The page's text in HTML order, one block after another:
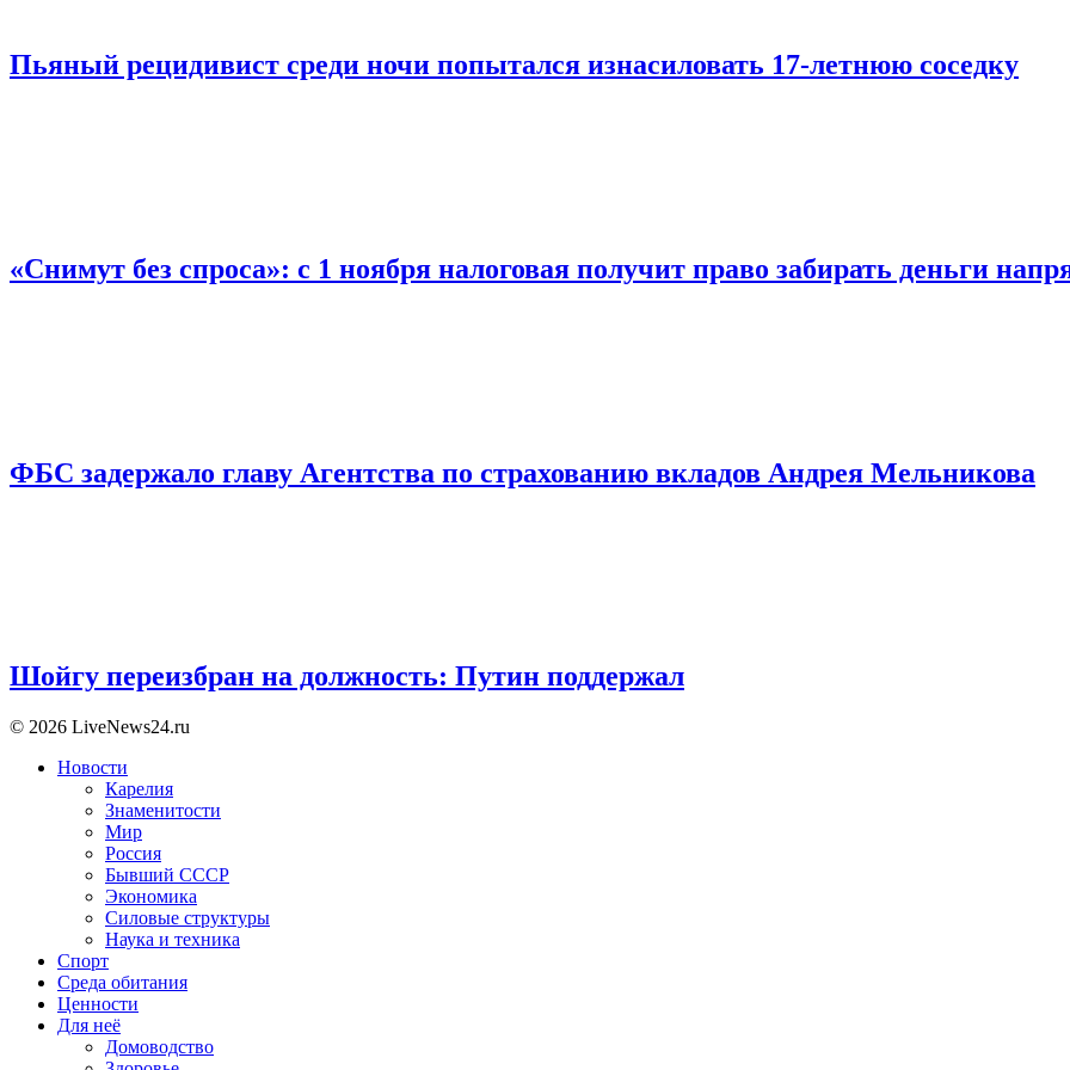
Пьяный рецидивист среди ночи попытался изнасиловать 17-летнюю соседку
«Снимут без спроса»: с 1 ноября налоговая получит право забирать деньги
ФБС задержало главу Агентства по страхованию вкладов Андрея Мельникова
Шойгу переизбран на должность: Путин поддержал
© 2026 LiveNews24.ru
Новости
Карелия
Знаменитости
Мир
Россия
Бывший СССР
Экономика
Силовые структуры
Наука и техника
Спорт
Среда обитания
Ценности
Для неё
Домоводство